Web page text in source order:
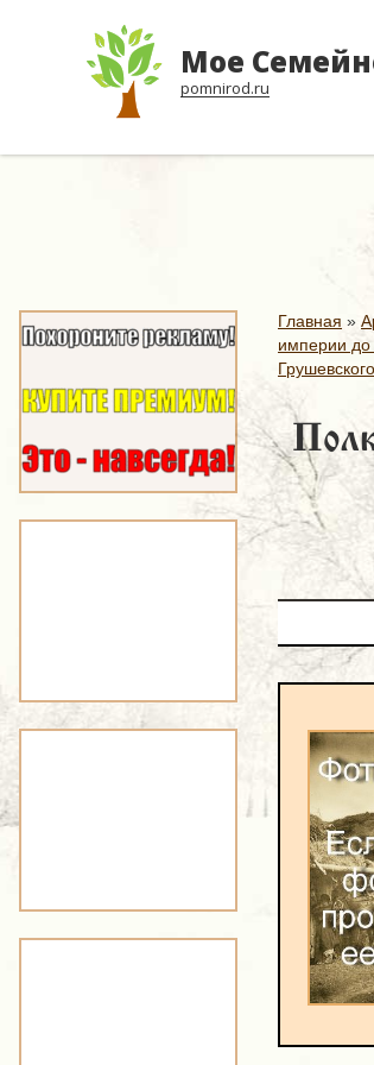
Мое
pomnirod.ru
Главная »
империи до